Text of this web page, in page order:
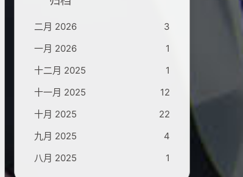
二月 2026
3
一月 2026
1
十二月 2025
1
十一月 2025
12
十月 2025
22
九月 2025
4
八月 2025
1